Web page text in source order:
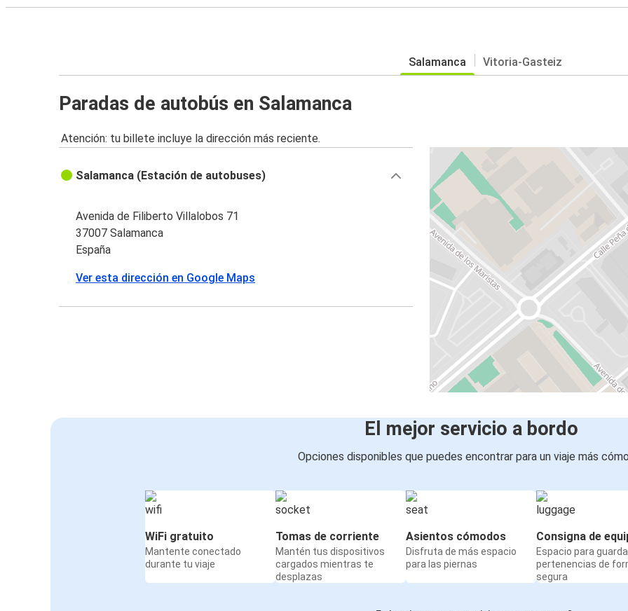
Salamanca Vitoria-Gasteiz
Paradas de autobús en Salamanca
Atención: tu billete incluye la dirección más reciente.
Salamanca (Estación de autobuses)
Avenida de Filiberto Villalobos 71
37007 Salamanca
España
Ver esta dirección en Google Maps
El mejor servicio a bordo
Opciones disponibles que puedes encontrar para un viaje más
WiFi gratuito
Mantente conectado
durante tu viaje
Tomas de corriente
Mantén tus dispositivos
cargados mientras te
desplazas
Asientos cómodos
Disfruta de más espacio
para las piernas
Consigna de
Espacio para
pertenencias de
segura